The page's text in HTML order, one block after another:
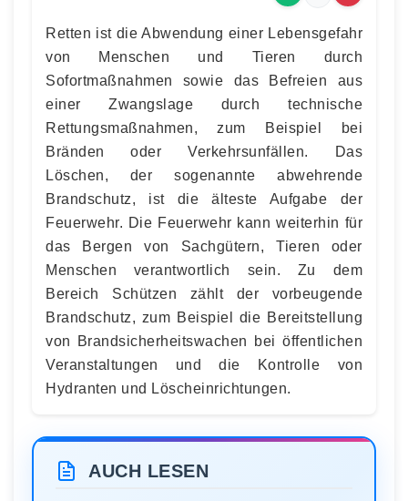
Retten ist die Abwendung einer Lebensgefahr
von Menschen und Tieren durch
Sofortmaßnahmen sowie das Befreien aus
einer Zwangslage durch technische
Rettungsmaßnahmen, zum Beispiel bei
Bränden oder Verkehrsunfällen. Das
Löschen, der sogenannte abwehrende
Brandschutz, ist die älteste Aufgabe der
Feuerwehr. Die Feuerwehr kann weiterhin für
das Bergen von Sachgütern, Tieren oder
Menschen verantwortlich sein. Zu dem
Bereich Schützen zählt der vorbeugende
Brandschutz, zum Beispiel die Bereitstellung
von Brandsicherheitswachen bei öffentlichen
Veranstaltungen und die Kontrolle von
Hydranten und Löscheinrichtungen.
AUCH LESEN